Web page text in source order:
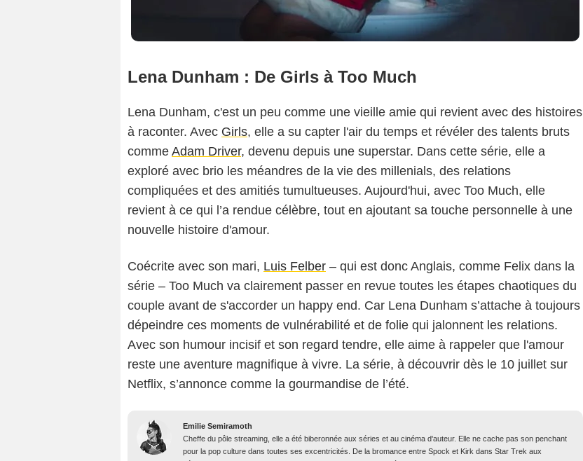
Lena Dunham : De Girls à Too Much
Lena Dunham, c'est un peu comme une vieille amie qui revient avec des histoires
à raconter. Avec Girls, elle a su capter l'air du temps et révéler des talents bruts
comme Adam Driver, devenu depuis une superstar. Dans cette série, elle a
exploré avec brio les méandres de la vie des millenials, des relations
compliquées et des amitiés tumultueuses. Aujourd'hui, avec Too Much, elle
revient à ce qui l’a rendue célèbre, tout en ajoutant sa touche personnelle à une
nouvelle histoire d'amour.
Coécrite avec son mari, Luis Felber – qui est donc Anglais, comme Felix dans la
série – Too Much va clairement passer en revue toutes les étapes chaotiques du
couple avant de s'accorder un happy end. Car Lena Dunham s’attache à toujours
dépeindre ces moments de vulnérabilité et de folie qui jalonnent les relations.
Avec son humour incisif et son regard tendre, elle aime à rappeler que l'amour
reste une aventure magnifique à vivre. La série, à découvrir dès le 10 juillet sur
Netflix, s’annonce comme la gourmandise de l’été.
Emilie Semiramoth
Cheffe du pôle streaming, elle a été biberonnée aux séries et au cinéma d'auteur. Elle ne cache pas son penchant
pour la pop culture dans toutes ses excentricités. De la bromance entre Spock et Kirk dans Star Trek aux